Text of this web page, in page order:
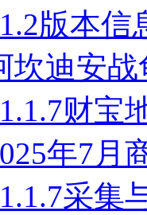
版本信
坎迪安
财宝
年7月
采集